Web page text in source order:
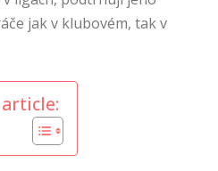
jak v klubovém, tak v